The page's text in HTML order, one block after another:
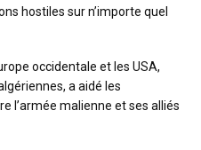
hostiles sur n’importe quel
occidentale et les USA,
a aidé les
l’armée malienne et ses alliés